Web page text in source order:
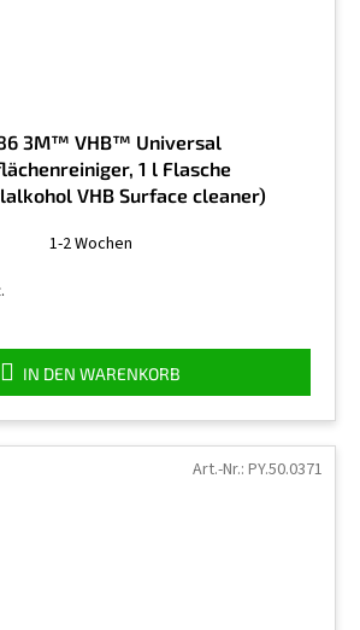
3M™ VHB™ Universal
1 l Flasche
VHB Surface cleaner)
Die
durchschnittliche
von
5
Sternen.
1-2 Wochen
IN DEN WARENKORB
Art.-Nr.: PY.50.0371